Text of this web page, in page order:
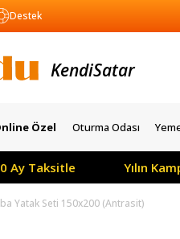
Destek
KendiYapar
Özel Oturma Odası
Yılın
Yatak Seti 150x200 (Antrasit)